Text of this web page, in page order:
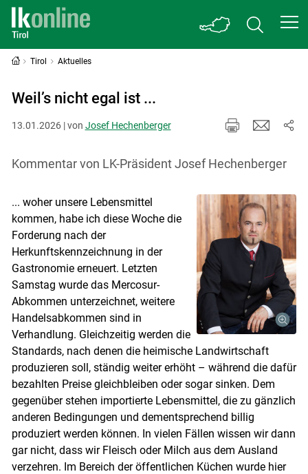
Skip to main content
Tirol Aktuelles
Weil’s nicht egal ist ...
13.01.2026 | von Josef Hechenberger
Kommentar von LK-Präsident Josef Hechenberger
... woher unsere Lebensmittel
kommen, habe ich diese Woche die
Forderung nach der
Herkunftskennzeichnung in der
Gastronomie erneuert. Letzten
Samstag wurde das Mercosur-
Abkommen unterzeichnet, weitere
Handelsabkommen sind in
Verhandlung. Gleichzeitig werden die
Standards, nach denen die heimische Landwirtschaft
produzieren soll, ständig weiter erhöht – während die dafür
bezahlten Preise gleichbleiben oder sogar sinken. Dem
gegenüber stehen importierte Lebensmittel, die zu gänzlich
anderen Bedingungen und dementsprechend billig
produziert werden können. In vielen Fällen wissen wir dann
gar nicht, dass wir Fleisch oder Milch aus dem Ausland
verzehren. Im Bereich der öffentlichen Küchen wurde hier